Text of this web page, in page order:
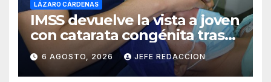
LÁZARO CÁRDENAS
IMSS devuelve la vista a joven
con catarata congénita tras
23 años de limitación visual
6 AGOSTO, 2026 JEFE REDACCION